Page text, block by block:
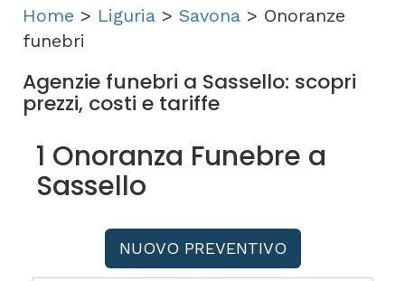
Home > Liguria > Savona > Onoranze
funebri
Agenzie funebri a Sassello: scopri
prezzi, costi e tariffe
1 Onoranza Funebre a
Sassello
NUOVO PREVENTIVO